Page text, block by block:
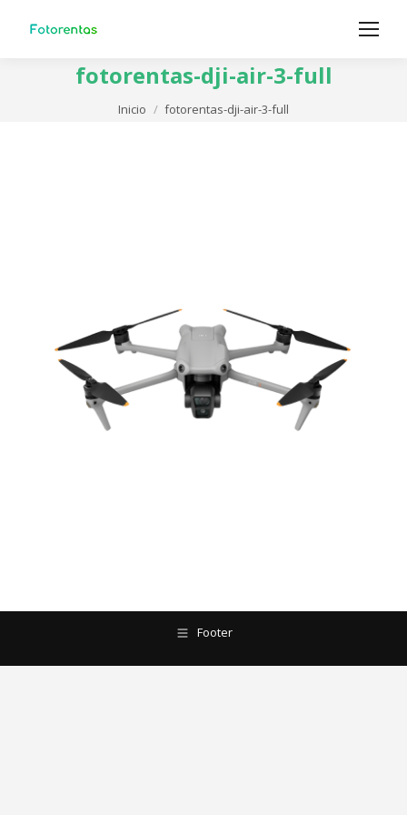
fotorentas-dji-air-3-full
Estás aquí:
Inicio fotorentas-dji-air-3-full
Footer